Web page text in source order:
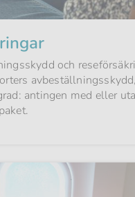
och
antingen med eller